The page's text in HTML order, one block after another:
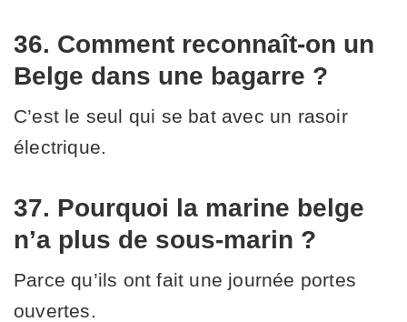
36. Comment reconnaît-on un
Belge dans une bagarre ?
C’est le seul qui se bat avec un rasoir
électrique.
37. Pourquoi la marine belge
n’a plus de sous-marin ?
Parce qu’ils ont fait une journée portes
ouvertes.